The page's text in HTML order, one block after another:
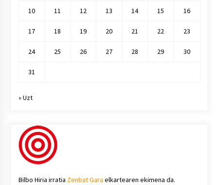
10 11 12 13 14 15 16
17 18 19 20 21 22 23
24 25 26 27 28 29 30
31
« Uzt
Bilbo Hiria irratia Zenbat Gara elkartearen ekimena da.